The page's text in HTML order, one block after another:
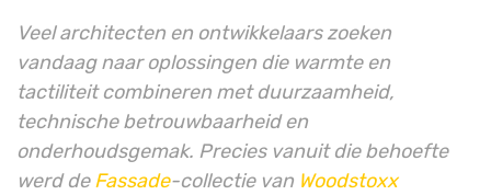
Veel architecten en ontwikkelaars zoeken
vandaag naar oplossingen die warmte en
tactiliteit combineren met duurzaamheid,
technische betrouwbaarheid en
onderhoudsgemak. Precies vanuit die behoefte
werd deFassade-collectie van Woodstoxx